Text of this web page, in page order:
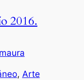
2016.
, Arte